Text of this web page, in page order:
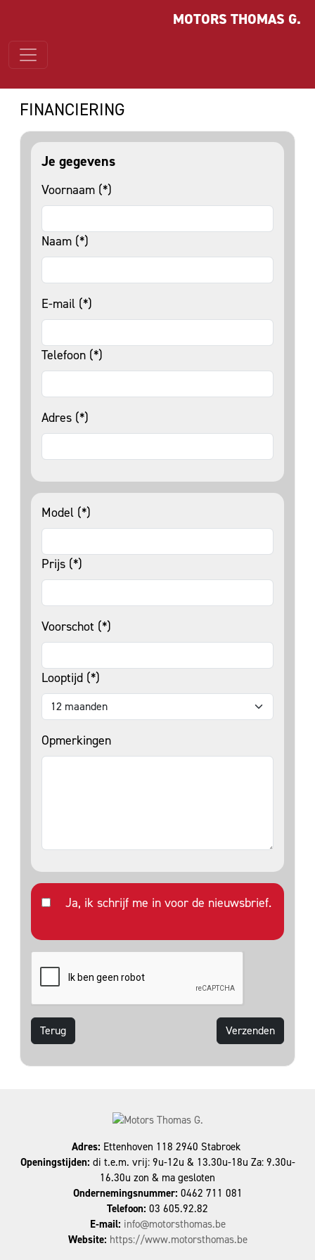
MOTORS THOMAS G.
FINANCIERING
Je gegevens
Voornaam (*)
Naam (*)
E-mail (*)
Telefoon (*)
Adres (*)
Model (*)
Prijs (*)
Voorschot (*)
Looptijd (*)
Opmerkingen
Ja, ik schrijf me in voor de nieuwsbrief.
Terug
Adres: Ettenhoven 118 2940 Stabroek
Openingstijden: di t.e.m. vrij: 9u-12u & 13.30u-18u Za: 9.30u-
16.30u zon & ma gesloten
Ondernemingsnummer: 0462 711 081
Telefoon: 03 605.92.82
E-mail: info@motorsthomas.be
Website: https://www.motorsthomas.be